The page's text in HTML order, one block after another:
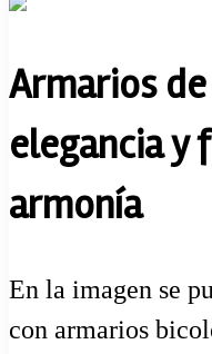
Armarios
elegancia y
armonía
En la imagen se
con armarios